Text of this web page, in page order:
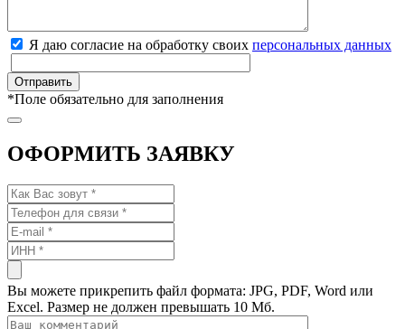
Я даю согласие на обработку своих персональных данных
*Поле обязательно для заполнения
ОФОРМИТЬ ЗАЯВКУ
Вы можете прикрепить файл формата: JPG, PDF, Word или
Excel. Размер не должен превышать 10 Мб.